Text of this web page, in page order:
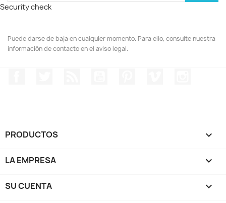
Security check
Puede darse de baja en cualquier momento. Para ello, consulte nuestra
información de contacto en el aviso legal.
PRODUCTOS 
LA EMPRESA 
SU CUENTA 